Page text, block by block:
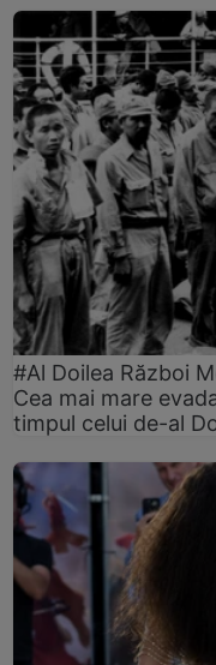
#Al Doilea Război
Cea mai mare
timpul celui de-al